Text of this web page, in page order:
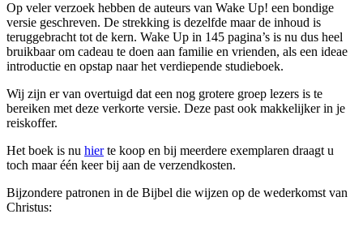
Op veler verzoek hebben de auteurs van Wake Up! een bondige
versie geschreven. De strekking is dezelfde maar de inhoud is
teruggebracht tot de kern. Wake Up in 145 pagina’s is nu dus heel
bruikbaar om cadeau te doen aan familie en vrienden, als een ideae
introductie en opstap naar het verdiepende studieboek.
Wij zijn er van overtuigd dat een nog grotere groep lezers is te
bereiken met deze verkorte versie. Deze past ook makkelijker in je
reiskoffer.
Het boek is nu hierte koop en bij meerdere exemplaren draagt u
toch maar één keer bij aan de verzendkosten.
Bijzondere patronen in de Bijbel die wijzen op de wederkomst van
Christus: